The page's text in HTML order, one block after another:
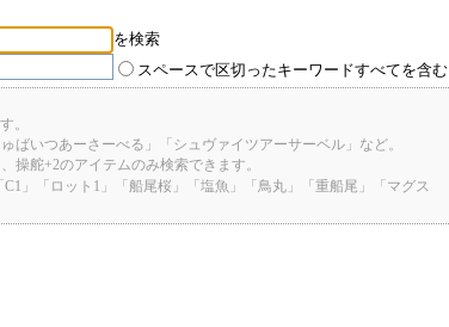
を検索
ずれかを含む スペースで区切ったキーワードすべてを含む
。
ばいつあーさーべる」「シュヴァイツアーサーベル」など。
操舵+2のアイテムのみ検索できます。
」「ロット1」「船尾桜」「塩魚」「鳥丸」「重船尾」「マグス